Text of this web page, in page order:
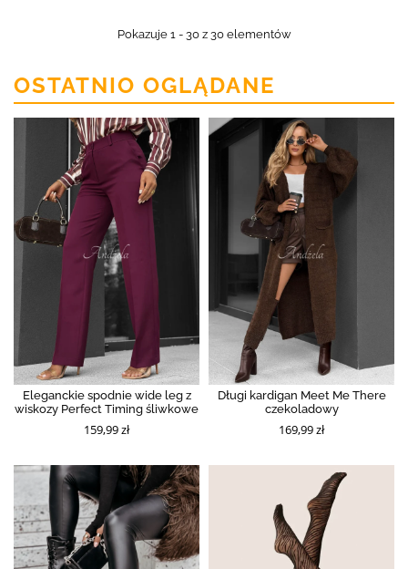
Pokazuje 1 - 30 z 30 elementów
OSTATNIO OGLĄDANE
Eleganckie spodnie wide leg z
wiskozy Perfect Timing śliwkowe
159,99 zł
Długi kardigan Meet Me There
czekoladowy
169,99 zł